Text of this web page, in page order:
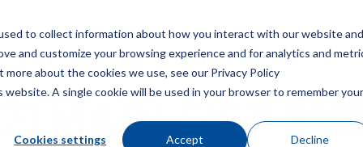
to collect information about how you interact with our website and
and customize your browsing experience and for analytics and
about the cookies we use, see our Privacy Policy
A single cookie will be used in your browser to remember your
Cookies settings Accept Decline
菜
制